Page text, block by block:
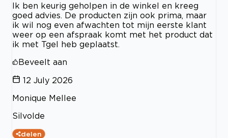
Ik ben keurig geholpen in de winkel en kreeg
goed advies. De producten zijn ook prima, maar
ik wil nog even afwachten tot mijn eerste klant
weer op een afspraak komt met het product dat
ik met Tgel heb geplaatst.
Beveelt aan
12 July 2026
Monique Mellee
Silvolde
delen